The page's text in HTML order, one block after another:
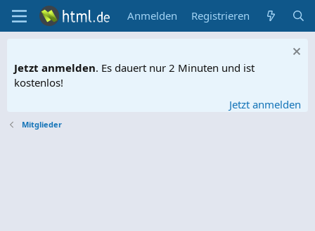
Anmelden Registrieren
Jetzt anmelden. Es dauert nur 2 Minuten und ist
kostenlos!
Jetzt anmelden
Mitglieder